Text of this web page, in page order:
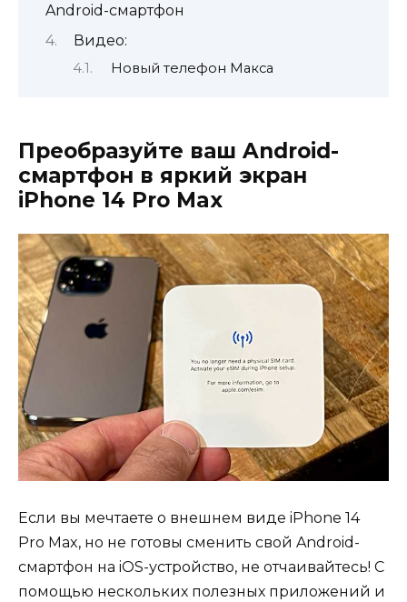
Android-смартфон
Видео:
Новый телефон Макса
Преобразуйте ваш Android-
смартфон в яркий экран
iPhone 14 Pro Max
Если вы мечтаете о внешнем виде iPhone 14
Pro Max, но не готовы сменить свой Android-
смартфон на iOS-устройство, не отчаивайтесь! С
помощью нескольких полезных приложений и